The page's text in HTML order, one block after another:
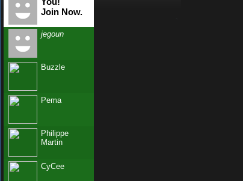
Join Now.
jegoun
Buzzle
Pema
Philippe
Martin
CyCee